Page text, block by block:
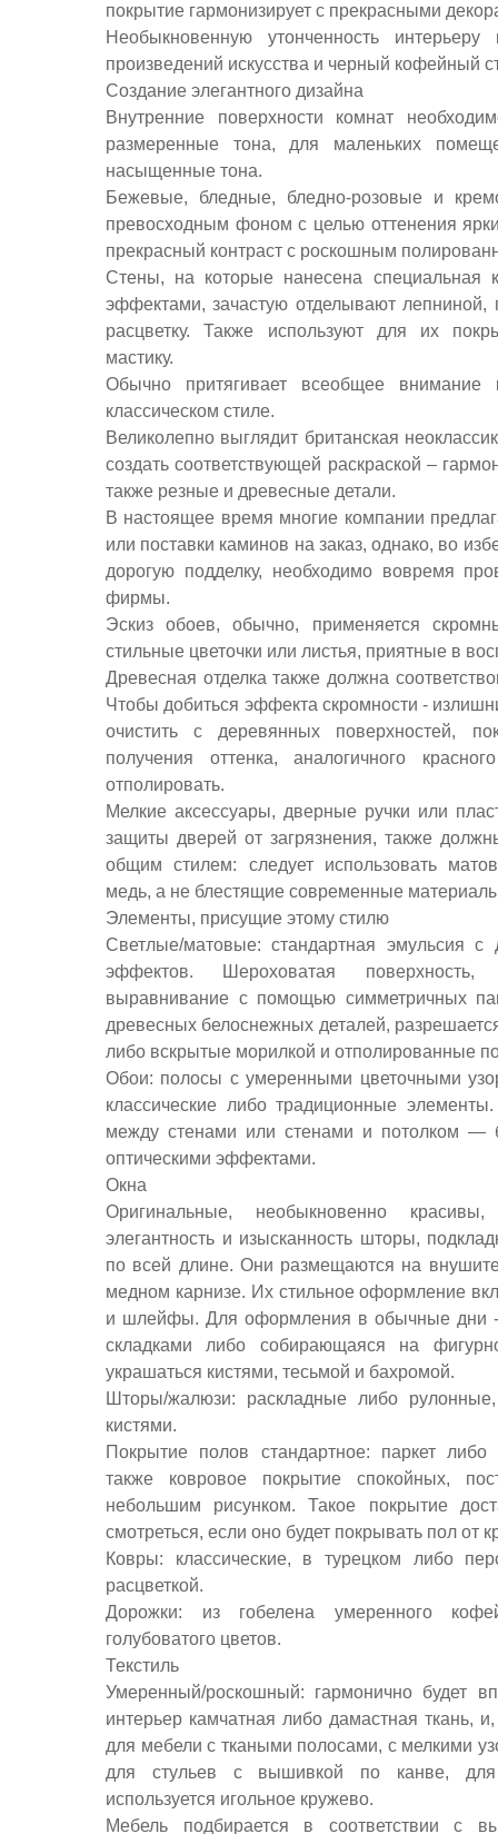
покрытие гармонизирует с прекрасными
Необыкновенную утонченность
произведений искусства и черный кофейный
Создание элегантного дизайна
Внутренние поверхности комнат
размеренные тона, для маленьких
насыщенные тона.
Бежевые, бледные, бледно-розовые и
превосходным фоном с целью оттенения
прекрасный контраст с роскошным
Стены, на которые нанесена специальная
эффектами, зачастую отделывают лепниной,
расцветку. Также используют для их
мастику.
Обычно притягивает всеобщее
классическом стиле.
Великолепно выглядит британская
создать соответствующей раскраской –
также резные и древесные детали.
В настоящее время многие компании
или поставки каминов на заказ, однако, во
дорогую подделку, необходимо вовремя
фирмы.
Эскиз обоев, обычно, применяется
стильные цветочки или листья, приятные в
Древесная отделка также должна
Чтобы добиться эффекта скромности -
очистить с деревянных поверхностей,
получения оттенка, аналогичного
отполировать.
Мелкие аксессуары, дверные ручки или
защиты дверей от загрязнения, также
общим стилем: следует использовать
медь, а не блестящие современные
Элементы, присущие этому стилю
Светлые/матовые: стандартная эмульсия с
эффектов. Шероховатая
выравнивание с помощью симметричных
древесных белоснежных деталей,
либо вскрытые морилкой и отполированные
Обои: полосы с умеренными цветочными
классические либо традиционные
между стенами или стенами и потолком —
оптическими эффектами.
Окна
Оригинальные, необыкновенно
элегантность и изысканность шторы,
по всей длине. Они размещаются на
медном карнизе. Их стильное оформление
и шлейфы. Для оформления в обычные дни
складками либо собирающаяся на
украшаться кистями, тесьмой и бахромой.
Шторы/жалюзи: раскладные либо
кистями.
Покрытие полов стандартное: паркет
также ковровое покрытие спокойных,
небольшим рисунком. Такое покрытие
смотреться, если оно будет покрывать пол от
Ковры: классические, в турецком либо
расцветкой.
Дорожки: из гобелена умеренного
голубоватого цветов.
Текстиль
Умеренный/роскошный: гармонично будет
интерьер камчатная либо дамастная ткань,
для мебели с ткаными полосами, с мелкими
для стульев с вышивкой по канве,
используется игольное кружево.
Мебель подбирается в соответствии с